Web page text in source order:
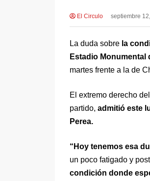
El Circulo septiembre
La duda sobre la
Estadio Monumental
martes frente a la de
El extremo derecho
partido, admitió este
Perea.
“Hoy tenemos esa
un poco fatigado y
condición donde